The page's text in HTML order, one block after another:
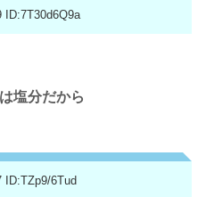
ID:7T30d6Q9a
塩分だから
ID:TZp9/6Tud